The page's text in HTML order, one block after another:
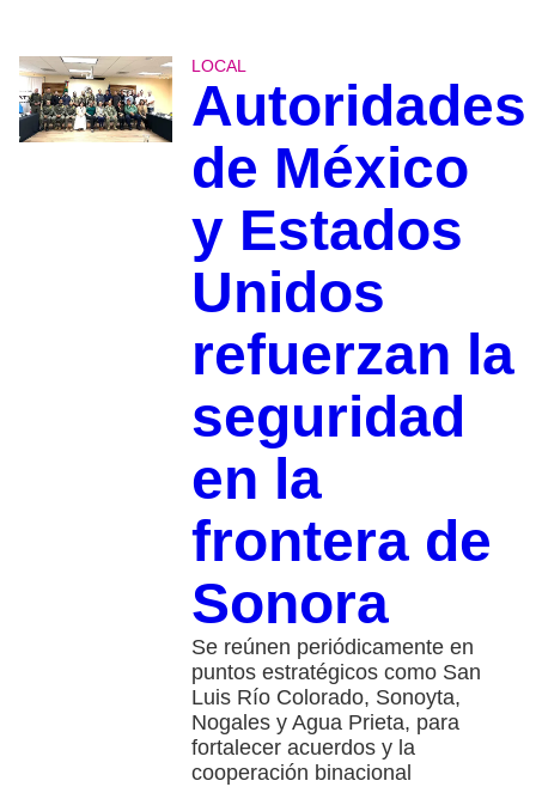
LOCAL
Autoridades
de México
y Estados
Unidos
refuerzan la
seguridad
en la
frontera de
Sonora
Se reúnen periódicamente en
puntos estratégicos como San
Luis Río Colorado, Sonoyta,
Nogales y Agua Prieta, para
fortalecer acuerdos y la
cooperación binacional